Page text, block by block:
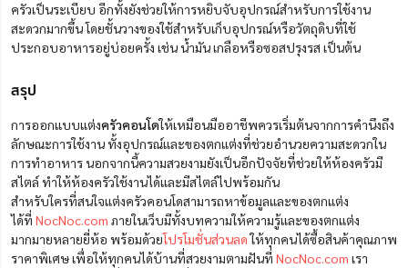
ครัวเป็นระเบียบ อีกทั้งยังช่วยให้การหยิบจับอุปกรณ์สำหรับการใช้งาน
สะดวกมากขึ้น โดยชั้นวางของใช้สำหรับเก็บอุปกรณ์หรือวัตถุดิบที่ใช้
ประกอบอาหารอยู่บ่อยครั้ง เช่นน้ำมัน เกลือหรือซอสปรุงรส เป็นต้น
สรุป
การออกแบบแต่งครัวคอนโดให้เหมือนมืออาชีพควรเริ่มต้นจากการคำนึงถึง
ลักษณะการใช้งาน ทั้งอุปกรณ์และของตกแต่งที่ช่วยอำนวยความสะดวกใน
การทำอาหารนอกจากนี้ความสวยงามยังเป็นอีกปัจจัยที่ช่วยให้ห้องครัวมี
สไตล์ ทำให้ห้องครัวใช้งานได้และมีสไตล์ไปพร้อมกัน
สำหรับใครที่สนใจแต่งครัวคอนโดสามารถหาข้อมูลและของตกแต่ง
ได้ที่ NocNoc.com ภายในเว็บมีทั้งบทความให้ความรู้และของตกแต่ง
มากมายหลายยี่ห้อ พร้อมด้วยโปรโมชั่นส่วนลดให้ทุกคนได้ซื้อสินค้าคุณภาพ
ราคาพิเศษ เพื่อให้ทุกคนได้บ้านที่สวยงามตามฝันที่ NocNoc.com เรา